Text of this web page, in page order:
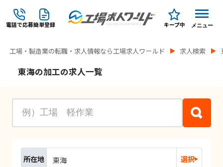
電話で応募簡単登録 キープ中 メニュー
工場・製造業の転職・求人情報なら工場求人ワールド 求人検索
東海の加工の求人一覧
所在地 東海 選択